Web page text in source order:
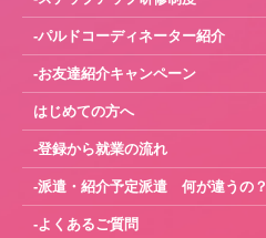
-パルドコーディネーター紹介
-お友達紹介キャンペーン
はじめての方へ
-登録から就業の流れ
-派遣・紹介予定派遣 何が違うの？
-よくあるご質問